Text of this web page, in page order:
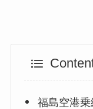
福島空港乗